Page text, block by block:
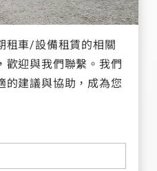
租車/設備租賃的相關
歡迎與我們聯繫。我們
的建議與協助，成為您